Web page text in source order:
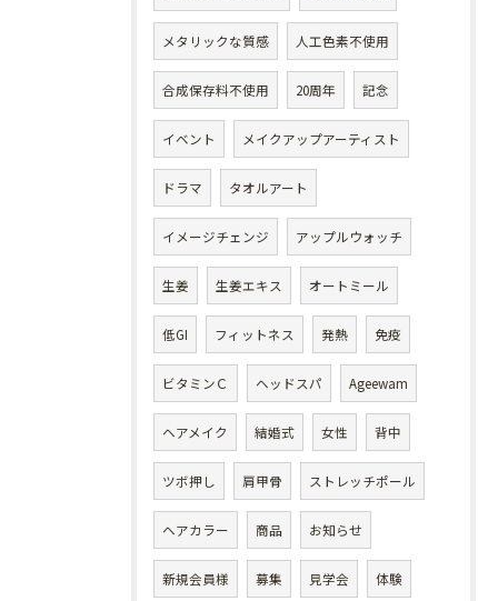
メタリックな質感 人工色素不使用
合成保存料不使用 20周年 記念
イベント メイクアップアーティスト
ドラマ タオルアート
イメージチェンジ アップルウォッチ
生姜 生姜エキス オートミール
低GI フィットネス 発熱 免疫
ビタミンＣ ヘッドスパ Ageewam
ヘアメイク 結婚式 女性 背中
ツボ押し 肩甲骨 ストレッチポール
ヘアカラー 商品 お知らせ
新規会員様 募集 見学会 体験